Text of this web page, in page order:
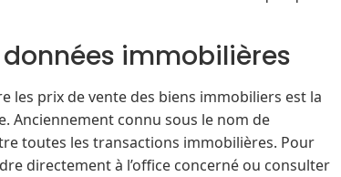
immobilières
les prix de vente des biens immobiliers est la
Anciennement connu sous le nom de
toutes les transactions immobilières. Pour
directement à l’office concerné ou consulter